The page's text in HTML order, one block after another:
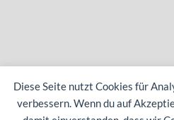
Diese Seite nutzt Cookies für
verbessern. Wenn du auf